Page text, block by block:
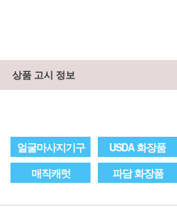
상품 고시 정보
얼굴마사지기구 USDA 화장품
매직캐럿
파담 화장품